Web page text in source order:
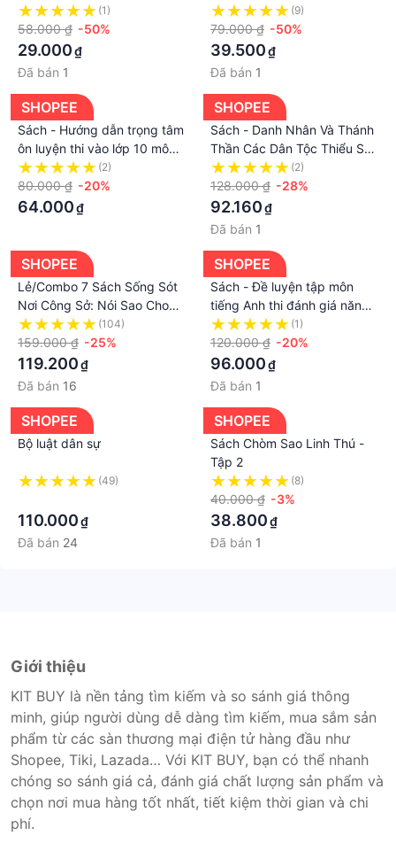
Quốc Gia/ Nước Trên Thế
Giới - Song Ngữ Việt Anh -
Tên thủ đô
(1)
58.000 ₫ -50%
29.000₫
Đã bán 1
qua rặng liễu (9)
79.000 ₫ -50%
39.500₫
Đã bán 1
SHOPEE
Sách - Hướng dẫn trọng tâm
ôn luyện thi vào lớp 10 môn
Ngữ Văn
(2)
80.000 ₫ -20%
64.000₫
SHOPEE
Sách - Danh Nhân Và Thánh
Thần Các Dân Tộc Thiểu Số
Việt Nam
(2)
128.000 ₫ -28%
92.160₫
Đã bán 1
SHOPEE
Lẻ/Combo 7 Sách Sống Sót
Nơi Công Sở: Nói Sao Cho
Ngầu + Nói Đi Ngại Gì + Xử
Lý Nhanh Gọn Lẹ + Viết
email từ A - Z...
(104)
159.000 ₫ -25%
119.200₫
Đã bán 16
SHOPEE
Sách - Đề luyện tập môn
tiếng Anh thi đánh giá năng
lực vào lớp 10 Chuyên Ngoại
Ngữ
(1)
120.000 ₫ -20%
96.000₫
Đã bán 1
SHOPEE
Bộ luật dân sự
(49)
110.000₫
Đã bán 24
SHOPEE
Sách Chòm Sao Linh Thú -
Tập 2
(8)
40.000 ₫ -3%
38.800₫
Đã bán 1
Giới thiệu
KIT BUY là nền tảng tìm kiếm và so sánh giá thông
minh, giúp người dùng dễ dàng tìm kiếm, mua sắm sản
phẩm từ các sàn thương mại điện tử hàng đầu như
Shopee, Tiki, Lazada… Với KIT BUY, bạn có thể nhanh
chóng so sánh giá cả, đánh giá chất lượng sản phẩm và
chọn nơi mua hàng tốt nhất, tiết kiệm thời gian và chi
phí.